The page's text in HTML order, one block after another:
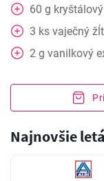
60 g
3 ks vaječný
2 g vanilkový
Najnovšie